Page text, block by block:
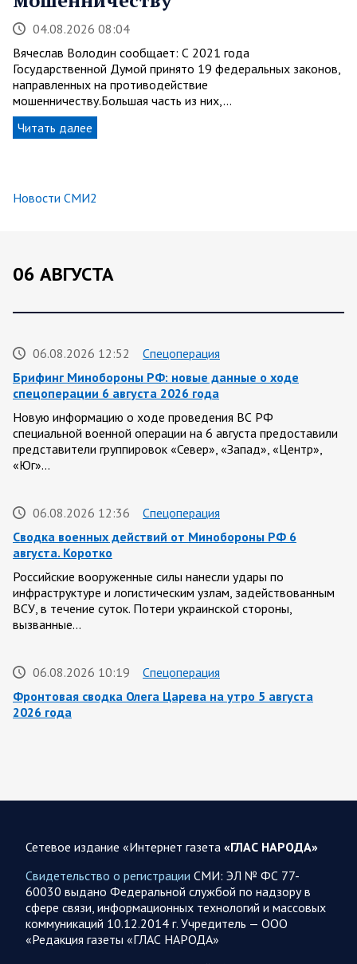
04.08.2026 08:04
Вячеслав Володин сообщает: С 2021 года
Государственной Думой принято 19 федеральных законов,
направленных на противодействие
мошенничеству.Большая часть из них,…
Читать далее
Новости СМИ2
06 АВГУСТА
06.08.2026 12:52
Спецоперация
Брифинг Минобороны РФ: новые данные о ходе
спецоперации 6 августа 2026 года
Новую информацию о ходе проведения ВС РФ
специальной военной операции на 6 августа предоставили
представители группировок «Север», «Запад», «Центр»,
«Юг»…
06.08.2026 12:36
Спецоперация
Сводка военных действий от Минобороны РФ 6
августа. Коротко
Российские вооруженные силы нанесли удары по
инфраструктуре и логистическим узлам, задействованным
ВСУ, в течение суток. Потери украинской стороны,
вызванные…
06.08.2026 10:19
Спецоперация
Фронтовая сводка Олега Царева на утро 5 августа
2026 года
Украинские террористы продолжают убивать мирное
население приграничных районов. Данные на 6 августа
За прошедшие сутки армия трусов и убийц, будучи не в
силах ничего противопоставить на поле боя, атаковала
гражданское население Белгородской…
Сетевое издание «Интернет газета «ГЛАС НАРОДА»
Свидетельство о регистрации СМИ: ЭЛ № ФС 77-
60030 выдано Федеральной службой по надзору в
сфере связи, информационных технологий и массовых
коммуникаций 10.12.2014 г. Учредитель — ООО
«Редакция газеты «ГЛАС НАРОДА»